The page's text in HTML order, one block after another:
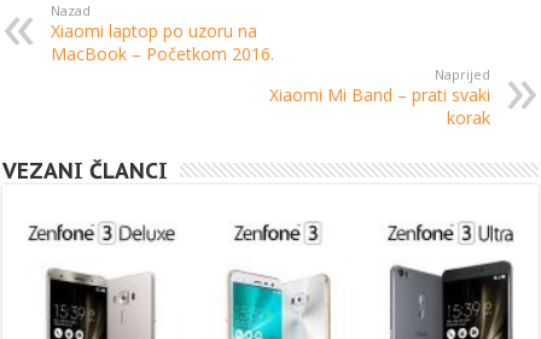
Nazad
Xiaomi laptop po uzoru na
MacBook – Početkom 2016.
Naprijed
Xiaomi Mi Band – prati svaki
korak
VEZANI ČLANCI